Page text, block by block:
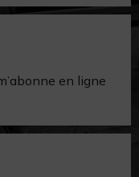
en ligne